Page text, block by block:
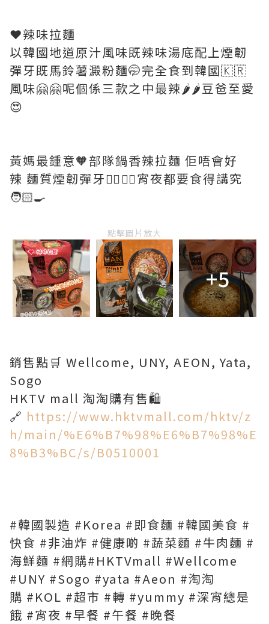
❤️辣味拉麵
以韓國地道原汁風味既辣味湯底配上煙韌
彈牙既馬鈴薯澱粉麵🤭完全食到韓國🇰🇷
風味🤗🤗呢個係三款之中最辣🌶️🌶️豆爸至愛
😍
黃媽最鍾意🧡部隊鍋香辣拉麵 佢唔會好
辣 麵質煙韌彈牙👍🏻👍🏻宵夜都要食得講究
🧑🏻‍🍳
點擊圖片放大
+5
銷售點🛒 Wellcome, UNY, AEON, Yata,
Sogo
HKTV mall 淘淘購有售🛍️
🔗 https://www.hktvmall.com/hktv/z
h/main/%E6%B7%98%E6%B7%98%E
8%B3%BC/s/B0510001
#韓國製造 #Korea #即食麵 #韓國美食 #
快食 #非油炸 #健康啲 #蔬菜麵 #牛肉麵 #
海鮮麵 #網購#HKTVmall #Wellcome
#UNY #Sogo #yata #Aeon #淘淘
購 #KOL #超市 #轉 #yummy #深宵總是
餓 #宵夜 #早餐 #午餐 #晚餐